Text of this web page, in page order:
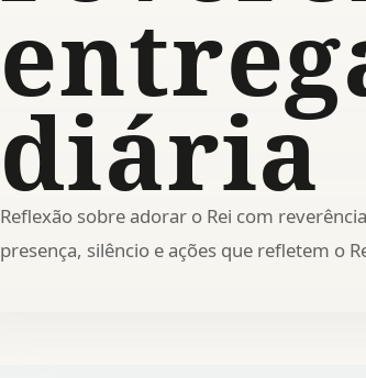
diária
Reflexão sobre adorar o Rei com
presença, silêncio e ações que refletem o